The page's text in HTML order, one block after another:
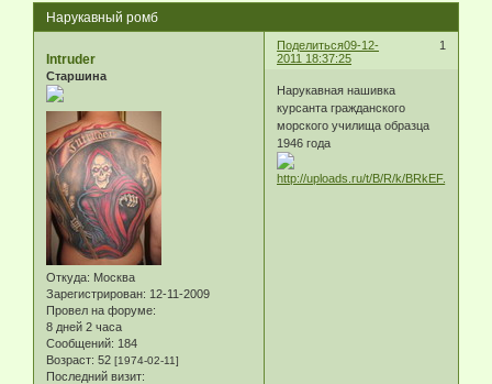
Нарукавный ромб
Поделиться 1
09-12-
2011 18:37:25
Intruder
Старшина
Откуда: Москва
Зарегистрирован: 12-11-2009
Провел на форуме:
8 дней 2 часа
Сообщений: 184
Возраст: 52 [1974-02-11]
Последний визит:
Нарукавная нашивка
курсанта гражданского
морского училища образца
1946 года